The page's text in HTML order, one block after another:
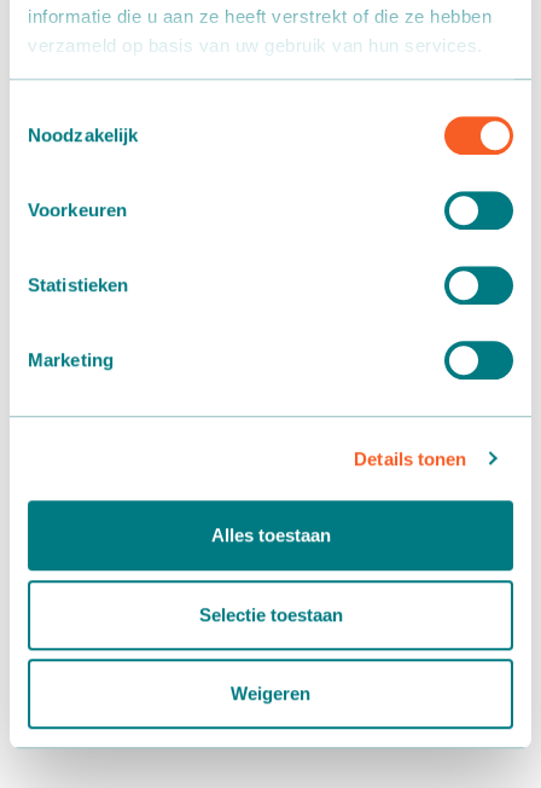
informatie die u aan ze heeft verstrekt of die ze hebben
verzameld op basis van uw gebruik van hun services.
Noodzakelijk
Voorkeuren
Statistieken
Marketing
Details tonen
Alles toestaan
Selectie toestaan
Weigeren
Wilt u meer weten?
Peter van der Knaap